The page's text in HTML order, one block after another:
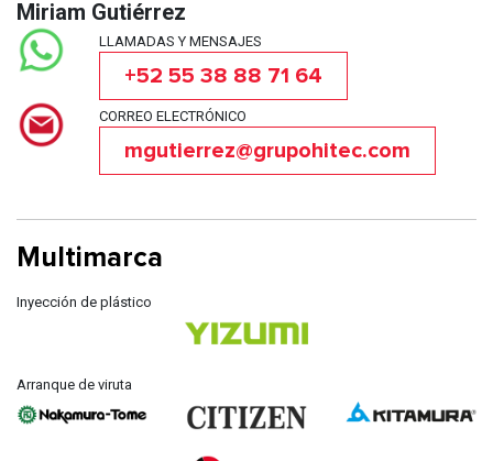
Miriam Gutiérrez
LLAMADAS Y MENSAJES
+52 55 38 88 71 64
CORREO ELECTRÓNICO
mgutierrez@grupohitec.com
Multimarca
Inyección de plástico
Arranque de viruta